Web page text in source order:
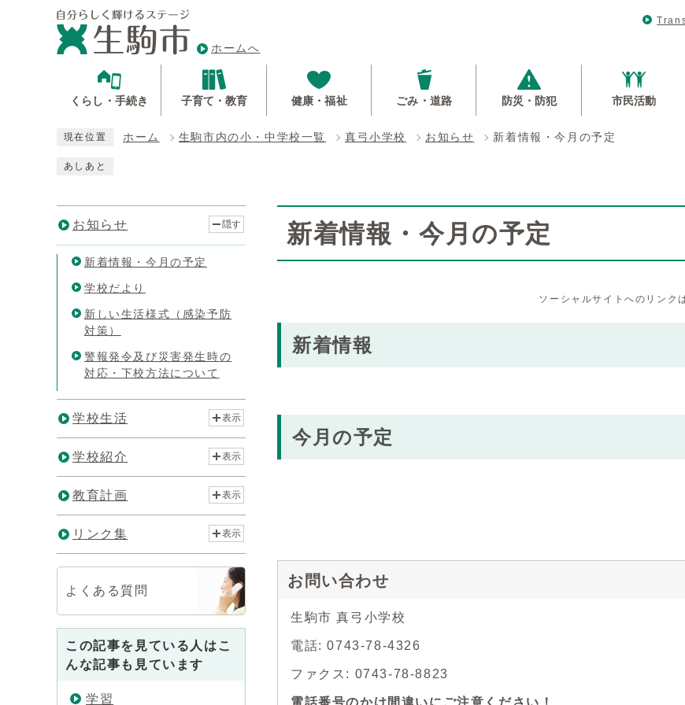
ホームへ
くらし・手続き 子育て・教育 健康・福祉 ごみ・道路 防災・防犯 市民活動
現在位置 ホーム 生駒市内の小・中学校一覧 真弓小学校 お知らせ 新着情報・今月の予定
あしあと
新着情報・今月の予定
ソーシャルサイトへのリンク
新着情報
今月の予定
お問い合わせ
生駒市 真弓小学校
電話: 0743-78-4326
ファクス: 0743-78-8823
電話番号のかけ間違いにご注意ください！
お知らせ 隠す
新着情報・今月の予定
学校だより
新しい生活様式（感染予防
対策）
警報発令及び災害発生時の
対応・下校方法について
学校生活 表示
学校紹介 表示
教育計画 表示
リンク集 表示
よくある質問
この記事を見ている人はこ
んな記事も見ています
学習